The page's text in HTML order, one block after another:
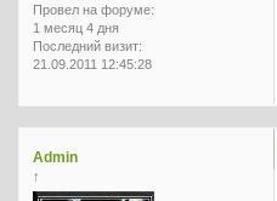
Провел на форуме:
1 месяц 4 дня
Последний визит:
21.09.2011 12:45:28
Admin
↑